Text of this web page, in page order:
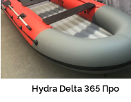
Hydra Delta 365 Про